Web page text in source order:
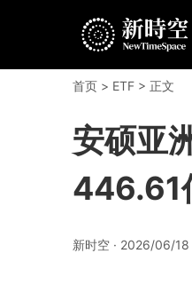
首页 > ETF > 正文
安硕亚
446.61
新时空 · 2026/06/18